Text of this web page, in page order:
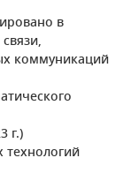
в
коммуникаций
г.)